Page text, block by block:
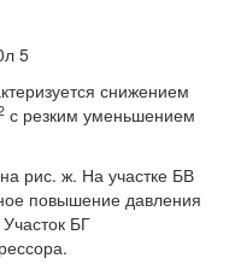
5
снижением
с резким уменьшением
рис. ж. На участке БВ
повышение давления
БГ